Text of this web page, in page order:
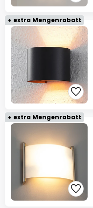
+ extra Mengenrabatt
+ extra Mengenrabatt